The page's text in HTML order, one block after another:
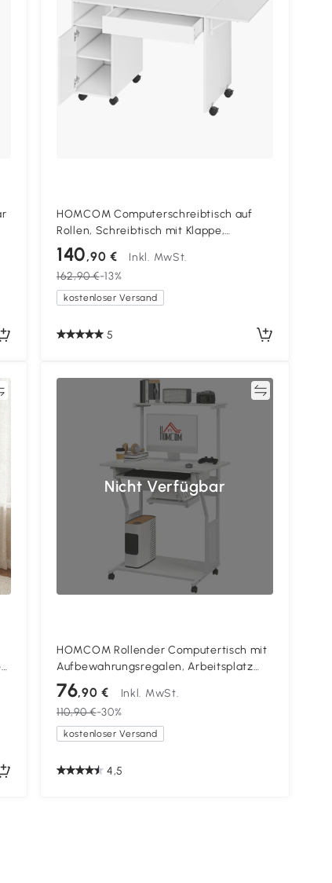
HOMCOM Computerschreibtisch auf
Rollen, Schreibtisch mit Klappe,
Schublade, Schrank und Fach, 130 x 58
cm, Weiß
140,90 €
Inkl. MwSt.
162,90 €-13%
kostenloser Versand
5
Nicht Verfügbar
Vergleichen
HOMCOM Rollender Computertisch mit
Aufbewahrungsregalen, Arbeitsplatz
und Tastaturablage, 80x50x130cm, Weiß
76,90 €
Inkl. MwSt.
110,90 €-30%
kostenloser Versand
4,5